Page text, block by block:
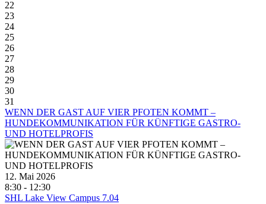
22
23
24
25
26
27
28
29
30
31
WENN DER GAST AUF VIER PFOTEN KOMMT –
HUNDEKOMMUNIKATION FÜR KÜNFTIGE GASTRO-
UND HOTELPROFIS
12. Mai 2026
8:30 - 12:30
SHL Lake View Campus 7.04